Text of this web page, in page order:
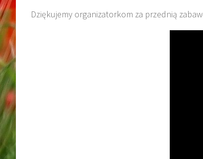
Dziękujemy organizatorkom za przednią